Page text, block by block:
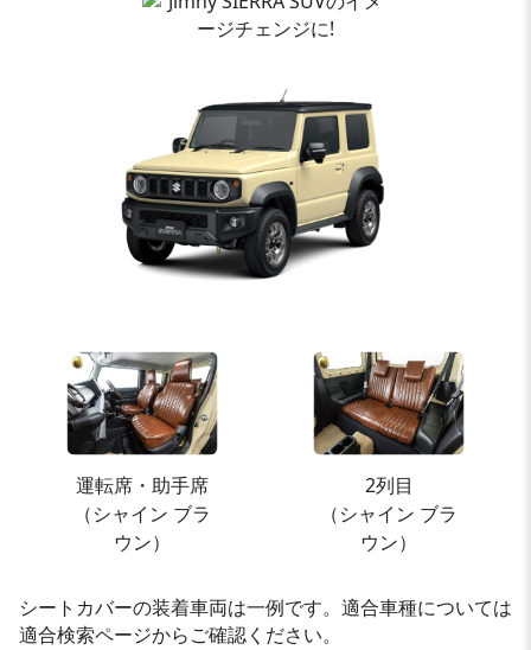
運転席・助手席
（シャイン ブラ
ウン）
2列目
（シャイン ブラ
ウン）
シートカバーの装着車両は一例です。適合車種については
適合検索ページからご確認ください。